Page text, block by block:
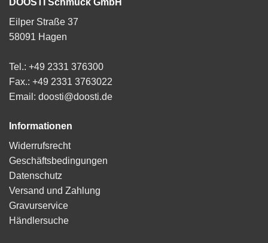
DOOSTI Schmuck GmbH
Eilper Straße 37
58091 Hagen
Tel.: +49 2331 376300
Fax.: +49 2331 3763022
Email: doosti@doosti.de
Informationen
Widerrufsrecht
Geschäftsbedingungen
Datenschutz
Versand und Zahlung
Gravurservice
Händlersuche